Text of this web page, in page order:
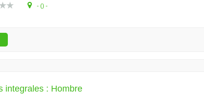
- () -
integrales : Hombre